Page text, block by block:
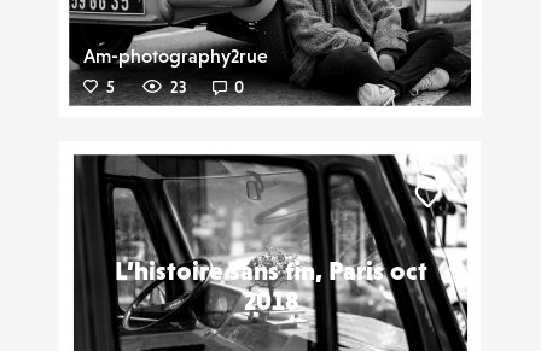
Am-photography2rue
5 23 0
L’histoire sans fin, Paris oct
2018